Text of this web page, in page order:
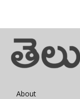
About